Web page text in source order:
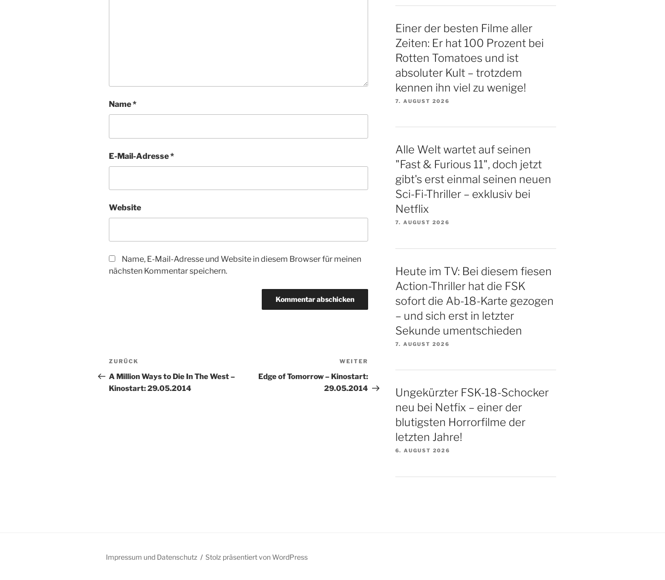
Name*
E-Mail-Adresse*
Website
Name, E-Mail-Adresse und Website in diesem Browser für meinen
nächsten Kommentar speichern.
Beitragsnavigation
Vorheriger
Beitrag
ZURÜCK
A Million Ways to Die In The West –
Kinostart: 29.05.2014
Beitrag
WEITER
Edge of Tomorrow – Kinostart:
29.05.2014
Einer der besten Filme aller
Zeiten: Er hat 100 Prozent bei
Rotten Tomatoes und ist
absoluter Kult – trotzdem
kennen ihn viel zu wenige!
7. AUGUST 2026
Alle Welt wartet auf seinen
"Fast & Furious 11", doch jetzt
gibt's erst einmal seinen neuen
Sci-Fi-Thriller – exklusiv bei
Netflix
7. AUGUST 2026
Heute im TV: Bei diesem fiesen
Action-Thriller hat die FSK
sofort die Ab-18-Karte gezogen
– und sich erst in letzter
Sekunde umentschieden
7. AUGUST 2026
Ungekürzter FSK-18-Schocker
neu bei Netfix – einer der
blutigsten Horrorfilme der
letzten Jahre!
6. AUGUST 2026
Impressum und Datenschutz Stolz präsentiert von WordPress